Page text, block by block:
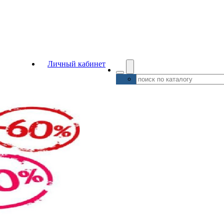
Личный кабинет